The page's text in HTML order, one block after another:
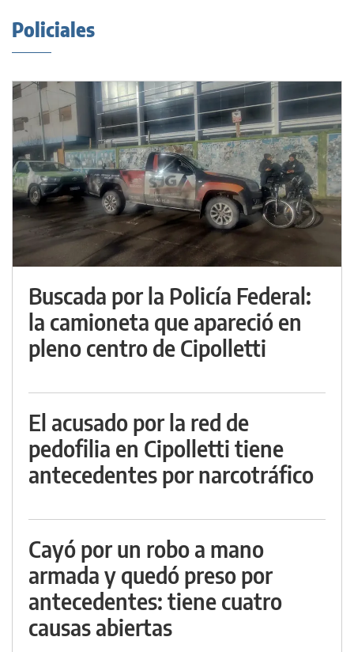
Policiales
Buscada por la Policía Federal:
la camioneta que apareció en
pleno centro de Cipolletti
El acusado por la red de
pedofilia en Cipolletti tiene
antecedentes por narcotráfico
Cayó por un robo a mano
armada y quedó preso por
antecedentes: tiene cuatro
causas abiertas